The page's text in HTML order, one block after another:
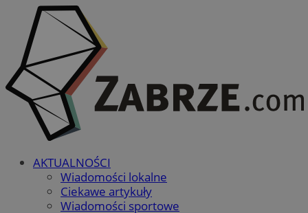
AKTUALNOŚCI
Wiadomości lokalne
Ciekawe artykuły
Wiadomości sportowe